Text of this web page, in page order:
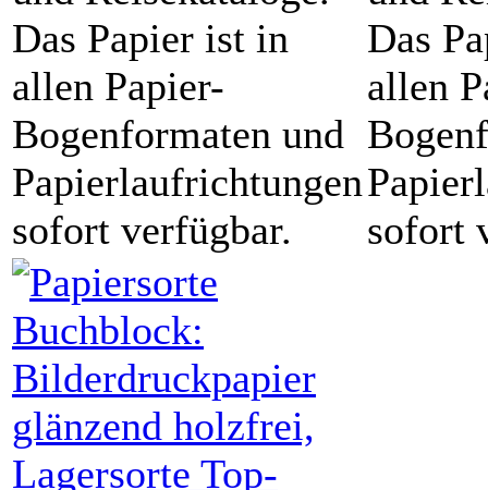
Das Papier ist in
allen Papier-
Bogenformaten und
Papierlaufrichtungen
sofort verfügbar.
Das
allen
sofort